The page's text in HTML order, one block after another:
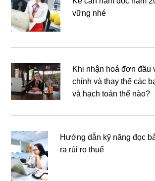
vững nhé
Khi nhận hoá đơn đầu
chỉnh và thay thế các
và hạch toán thế nào?
Hướng dẫn kỹ năng đọc
ra rủi ro thuế